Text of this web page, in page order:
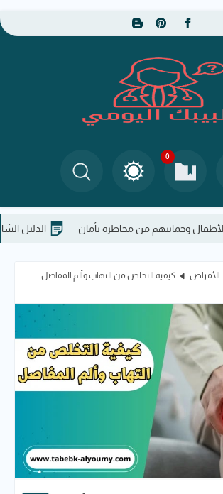
0
وحمايتهم من مخاطره بأمان الدليل الشامل:
الأمراض
كيفية التخلص من التهاب وألم المفاصل